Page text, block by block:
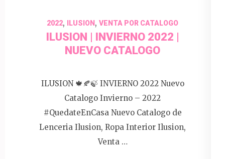
2022, ILUSION , VENTA POR CATALOGO
ILUSION | INVIERNO 2022 |
NUEVO CATALOGO
ILUSION 🍁🍂🍃 INVIERNO 2022 Nuevo
Catalogo Invierno – 2022
#QuedateEnCasa Nuevo Catalogo de
Lenceria Ilusion, Ropa Interior Ilusion,
Venta …